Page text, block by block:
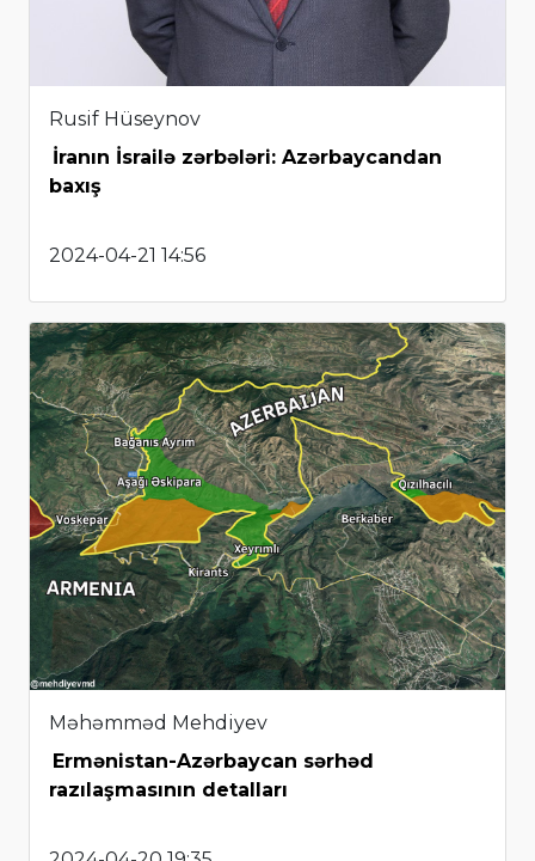
Rusif Hüseynov
İranın İsrailə zərbələri: Azərbaycandan
baxış
2024-04-21 14:56
Məhəmməd Mehdiyev
Ermənistan-Azərbaycan sərhəd
razılaşmasının detalları